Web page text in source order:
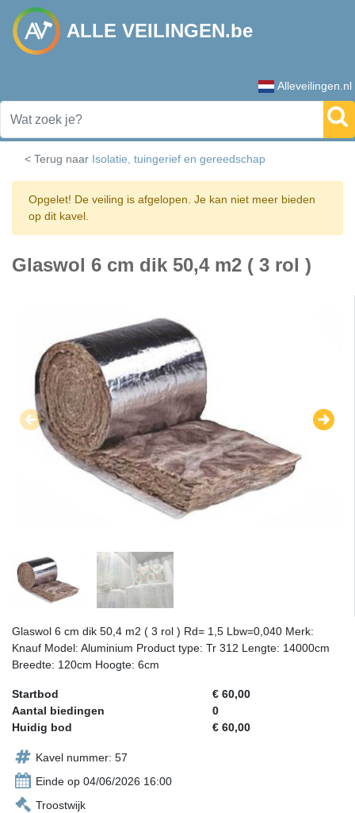
ALLE VEILINGEN.be
Alleveilingen.nl
< Terug naar Isolatie, tuingerief en gereedschap
Opgelet! De veiling is afgelopen. Je kan niet meer bieden
op dit kavel.
Glaswol 6 cm dik 50,4 m2 ( 3 rol )
Glaswol 6 cm dik 50,4 m2 ( 3 rol ) Rd= 1,5 Lbw=0,040 Merk:
Knauf Model: Aluminium Product type: Tr 312 Lengte: 14000cm
Breedte: 120cm Hoogte: 6cm
Startbod
€ 60,00
Aantal biedingen
0
Huidig bod
€ 60,00
Kavel nummer: 57
Einde op 04/06/2026 16:00
Troostwijk